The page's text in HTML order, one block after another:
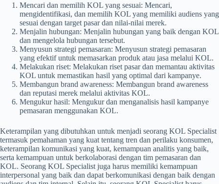
Mencari dan memilih KOL yang sesuai: Mencari,
mengidentifikasi, dan memilih KOL yang memiliki audiens yang
sesuai dengan target pasar dan nilai-nilai merek.
Menjalin hubungan: Menjalin hubungan yang baik dengan KOL
dan mengelola hubungan tersebut.
Menyusun strategi pemasaran: Menyusun strategi pemasaran
yang efektif untuk memasarkan produk atau jasa melalui KOL.
Melakukan riset: Melakukan riset pasar dan memantau aktivitas
KOL untuk memastikan hasil yang optimal dari kampanye.
Membangun brand awareness: Membangun brand awareness
dan reputasi merek melalui aktivitas KOL.
Mengukur hasil: Mengukur dan menganalisis hasil kampanye
pemasaran menggunakan KOL.
Keterampilan yang dibutuhkan untuk menjadi seorang KOL Specialist
termasuk pemahaman yang kuat tentang tren dan perilaku konsumen,
keterampilan komunikasi yang kuat, kemampuan analitis yang baik,
serta kemampuan untuk berkolaborasi dengan tim pemasaran dan
KOL. Seorang KOL Specialist juga harus memiliki kemampuan
interpersonal yang baik dan dapat berkomunikasi dengan baik dengan